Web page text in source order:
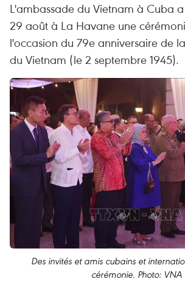
L'ambassade du Vietnam à Cuba
29 août à La Havane une
l'occasion du 79e anniversaire de
du Vietnam (le 2 septembre 1945).
Des invités et amis cubains et
cérémonie. Photo: VNA